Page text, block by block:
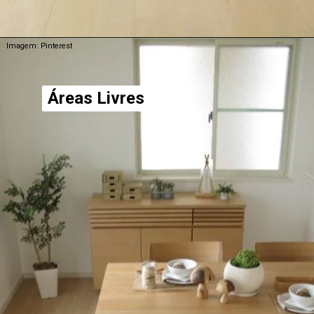
Imagem: Pinterest
Áreas Livres
Áreas Livres